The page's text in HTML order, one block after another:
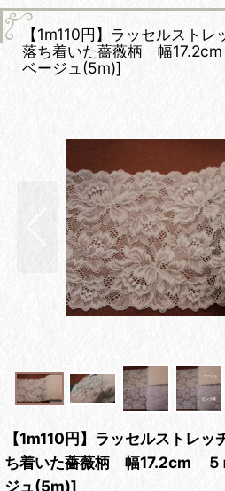
【1m110円】ラッセルスト
落ち着いた薔薇柄 幅
ベージュ(5m)]
【1m110円】ラッセルストレ
ち着いた薔薇柄 幅17.2cm
ジュ(5m)]